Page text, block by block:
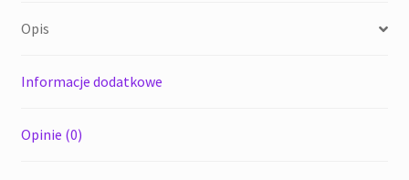
Opis
Informacje dodatkowe
Opinie (0)